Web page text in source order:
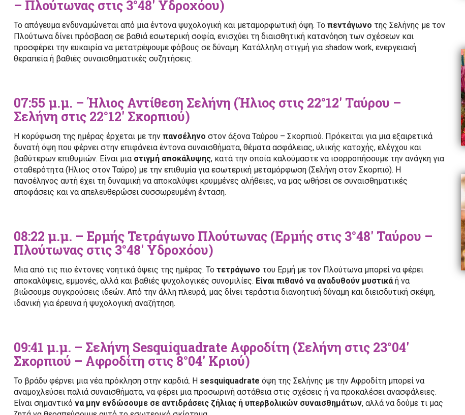
– Πλούτωνας στις 3°48′ Υδροχόου)
Το απόγευμα ενδυναμώνεται από μια έντονα ψυχολογική και μεταμορφωτική όψη. Το πεντάγωνο της Σελήνης με τον
Πλούτωνα δίνει πρόσβαση σε βαθιά εσωτερική σοφία, ενισχύει τη διαισθητική κατανόηση των σχέσεων και
προσφέρει την ευκαιρία να μετατρέψουμε φόβους σε δύναμη. Κατάλληλη στιγμή για shadow work, ενεργειακή
θεραπεία ή βαθιές συναισθηματικές συζητήσεις.
07:55 μ.μ. – Ήλιος Αντίθεση Σελήνη (Ήλιος στις 22°12′ Ταύρου –
Σελήνη στις 22°12′ Σκορπιού)
Η κορύφωση της ημέρας έρχεται με την πανσέληνο στον άξονα Ταύρου – Σκορπιού. Πρόκειται για μια εξαιρετικά
δυνατή όψη που φέρνει στην επιφάνεια έντονα συναισθήματα, θέματα ασφάλειας, υλικής κατοχής, ελέγχου και
βαθύτερων επιθυμιών. Είναι μια στιγμή αποκάλυψης, κατά την οποία καλούμαστε να ισορροπήσουμε την ανάγκη για
σταθερότητα (Ήλιος στον Ταύρο) με την επιθυμία για εσωτερική μεταμόρφωση (Σελήνη στον Σκορπιό). Η
πανσέληνος αυτή έχει τη δυναμική να αποκαλύψει κρυμμένες αλήθειες, να μας ωθήσει σε συναισθηματικές
αποφάσεις και να απελευθερώσει συσσωρευμένη ένταση.
08:22 μ.μ. – Ερμής Τετράγωνο Πλούτωνας (Ερμής στις 3°48′ Ταύρου –
Πλούτωνας στις 3°48′ Υδροχόου)
Μια από τις πιο έντονες νοητικά όψεις της ημέρας. Το τετράγωνο του Ερμή με τον Πλούτωνα μπορεί να φέρει
αποκαλύψεις, εμμονές, αλλά και βαθιές ψυχολογικές συνομιλίες. Είναι πιθανό να αναδυθούν μυστικάή να
βιώσουμε συγκρούσεις ιδεών. Από την άλλη πλευρά, μας δίνει τεράστια διανοητική δύναμη και διεισδυτική σκέψη,
ιδανική για έρευνα ή ψυχολογική αναζήτηση.
09:41 μ.μ. – Σελήνη Sesquiquadrate Αφροδίτη (Σελήνη στις 23°04′
Σκορπιού – Αφροδίτη στις 8°04′ Κριού)
Το βράδυ φέρνει μια νέα πρόκληση στην καρδιά. Η sesquiquadrate όψη της Σελήνης με την Αφροδίτη μπορεί να
αναμοχλεύσει παλιά συναισθήματα, να φέρει μια προσωρινή αστάθεια στις σχέσεις ή να προκαλέσει ανασφάλειες.
Είναι σημαντικό να μην ενδώσουμε σε αντιδράσεις ζήλιας ή υπερβολικών συναισθημάτων, αλλά να δούμε τι μας